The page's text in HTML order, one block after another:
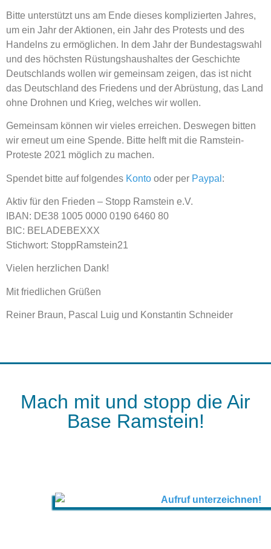
Bitte unterstützt uns am Ende dieses komplizierten Jahres,
um ein Jahr der Aktionen, ein Jahr des Protests und des
Handelns zu ermöglichen. In dem Jahr der Bundestagswahl
und des höchsten Rüstungshaushaltes der Geschichte
Deutschlands wollen wir gemeinsam zeigen, das ist nicht
das Deutschland des Friedens und der Abrüstung, das Land
ohne Drohnen und Krieg, welches wir wollen.
Gemeinsam können wir vieles erreichen. Deswegen bitten
wir erneut um eine Spende. Bitte helft mit die Ramstein-
Proteste 2021 möglich zu machen.
Spendet bitte auf folgendes Konto oder per Paypal :
Aktiv für den Frieden – Stopp Ramstein e.V.
IBAN: DE38 1005 0000 0190 6460 80
BIC: BELADEBEXXX
Stichwort: StoppRamstein21
Vielen herzlichen Dank!
Mit friedlichen Grüßen
Reiner Braun, Pascal Luig und Konstantin Schneider
Mach mit und stopp die Air
Base Ramstein!